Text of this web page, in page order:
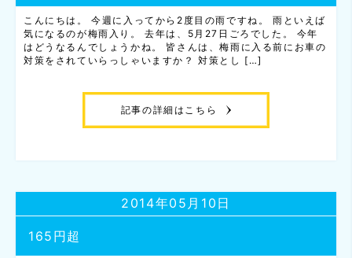
こんにちは。 今週に入ってから2度目の雨ですね。 雨といえば
気になるのが梅雨入り。 去年は、5月27日ごろでした。 今年
はどうなるんでしょうかね。 皆さんは、梅雨に入る前にお車の
対策をされていらっしゃいますか？ 対策とし […]
記事の詳細はこちら
165円超
2014年05月10日